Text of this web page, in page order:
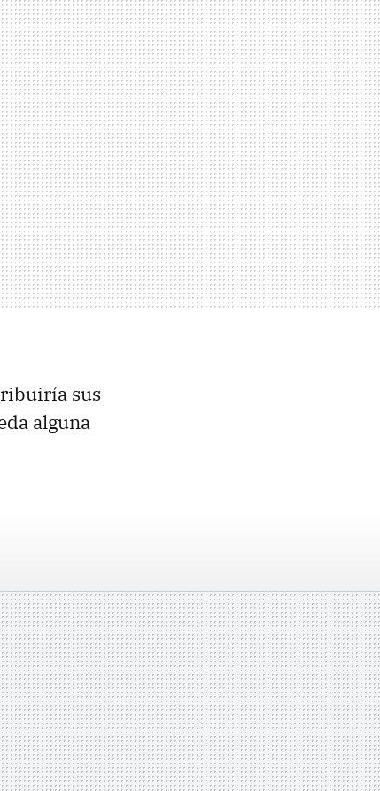
sus
alguna